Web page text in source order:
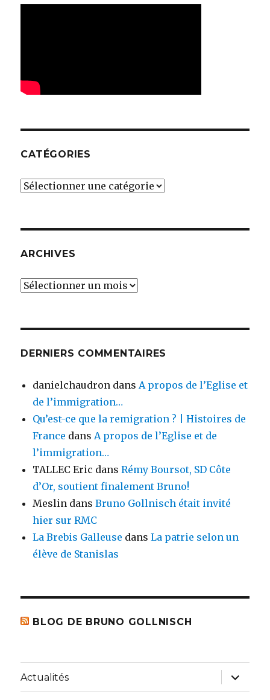
CATÉGORIES
Catégories
ARCHIVES
Archives
DERNIERS COMMENTAIRES
danielchaudron dansA propos de l’Eglise et
de l’immigration…
Qu’est-ce que la remigration ? | Histoires de
France dansA propos de l’Eglise et de
l’immigration…
TALLEC Eric dansRémy Boursot, SD Côte
d’Or, soutient finalement Bruno!
Meslin dansBruno Gollnisch était invité
hier sur RMC
La Brebis Galleuse dansLa patrie selon un
élève de Stanislas
BLOG DE BRUNO GOLLNISCH
Actualités
ouvrir
le
sous-